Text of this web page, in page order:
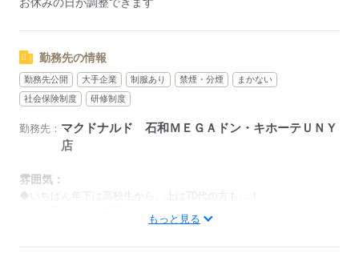
勤務先の情報
勤務先公開 大手企業 制服あり 禁煙・分煙
まかない
社会保険制度
研修制度
勤務先： マクドナルド 石和ＭＥＧＡドン・キホーテＵＮＹ
店
雰囲気：
◆いちばん年下は高校生から、上は70代の方も…！
◆各お店によって雰囲気に個性はありますが、
クルーとして共通の仕事マニュアル・ホスピタリティがあるの
もっと見る